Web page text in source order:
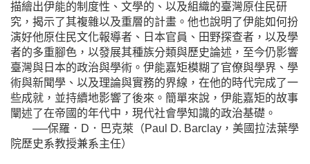
描繪出伊能的制度性、文學的、以及組織的臺灣原住民研
究，揭示了其複雜以及重層的計畫。他也說明了伊能如何扮
演好他原住民文化報導者、日本官員、田野探查者，以及學
者的多重腳色，以發展其種族分類與歷史論述，至今仍影響
臺灣與日本的政治與學術。伊能嘉矩模糊了官僚與學界、學
術與新聞學、以及理論與實務的界線，在他的時代完成了一
些成就，並持續地影響了後來。簡單來說，伊能嘉矩的故事
闡述了在帝國的年代中，現代社會學知識的政治基礎。
──保羅．D．巴克萊（Paul D. Barclay，美國拉法葉學
院歷史系教授兼系主任）